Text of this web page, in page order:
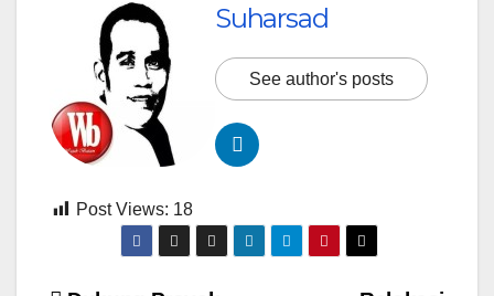
Suharsad
See author's posts
Post Views: 18